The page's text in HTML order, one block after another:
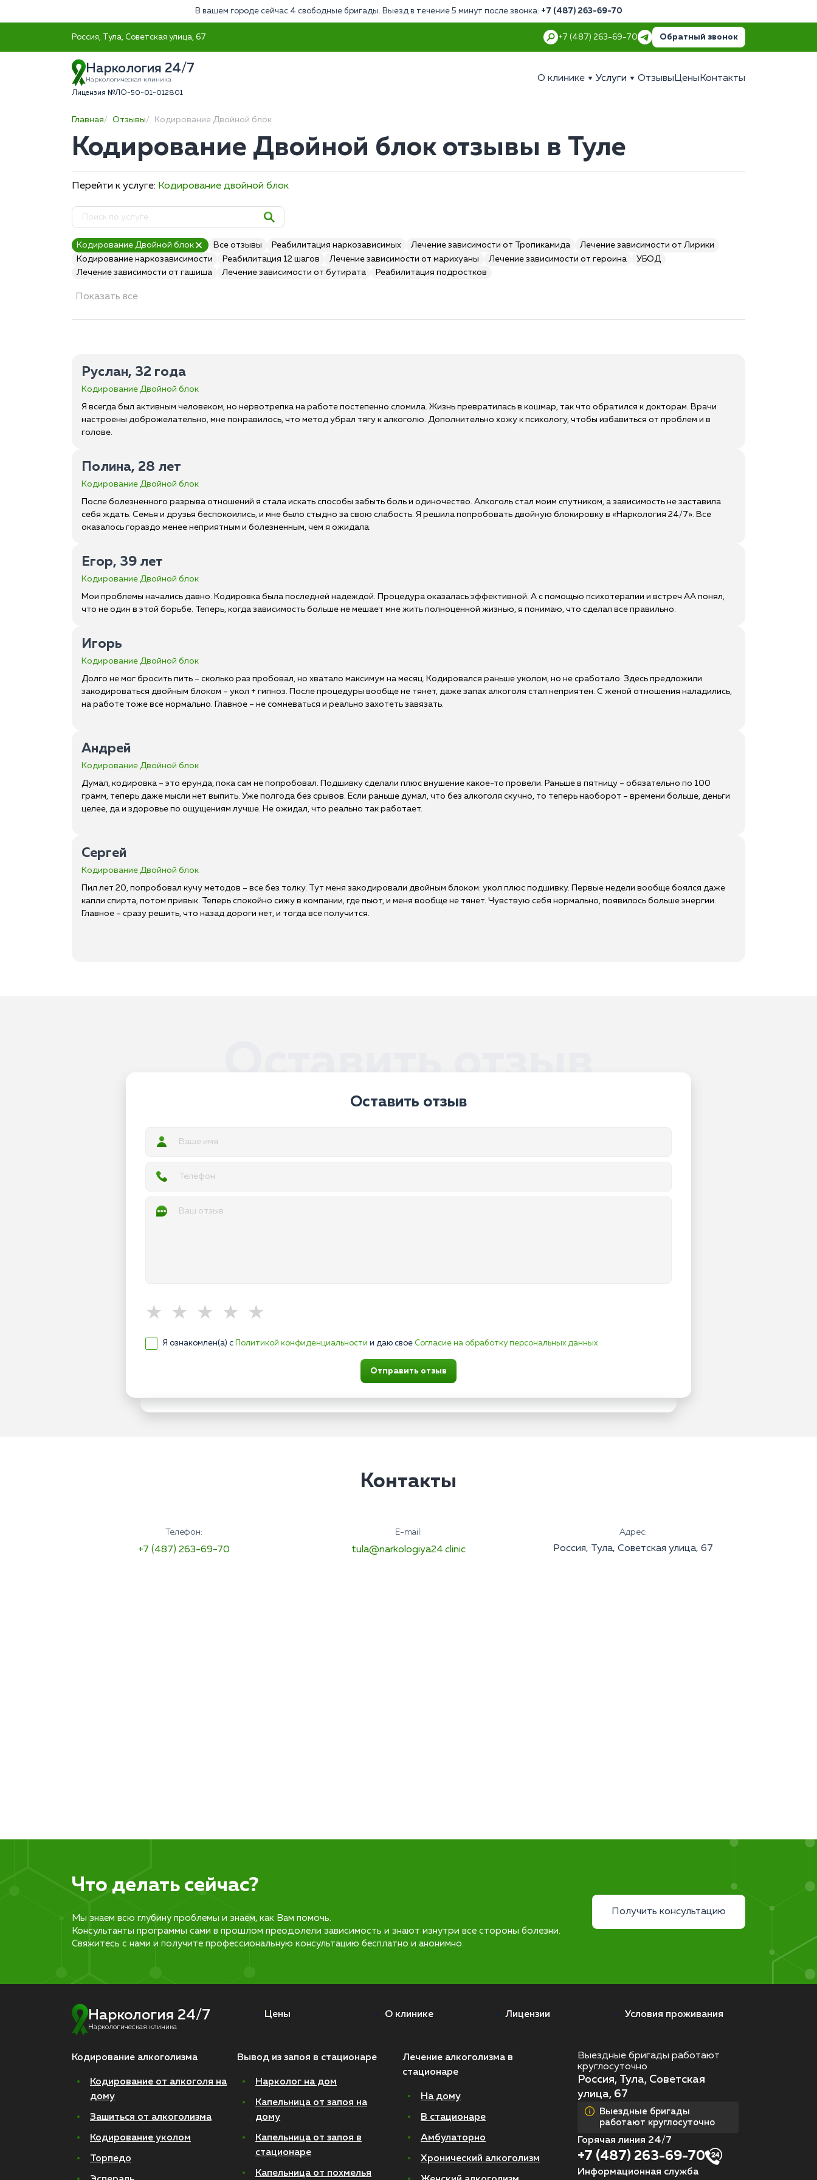
В вашем городе сейчас 4 свободные бригады. Выезд в течение 5 минут после звонка: +7 (487) 263-69-70
Россия, Тула, Советская улица, 67 +7 (487) 263-69-70 Обратный звонок
Наркология 24/7
Наркологическая клиника
Лицензия №ЛО-50-01-012801
О клинике Услуги Отзывы Цены Контакты
Главная Отзывы Кодирование Двойной блок
Кодирование Двойной блок отзывы в Туле
Перейти к услуге: Кодирование двойной блок
Кодирование Двойной блок Все отзывы Реабилитация наркозависимых Лечение зависимости от Тропикамида
Лечение зависимости от Лирики
Кодирование наркозависимости
Реабилитация 12 шагов Лечение зависимости от марихуаны Лечение зависимости от героина
УБОД
Лечение зависимости от гашиша
Лечение зависимости от бутирата Реабилитация подростков
Показать все
Руслан, 32 года
Кодирование Двойной блок
Я всегда был активным человеком, но нервотрепка на работе постепенно сломила. Жизнь превратилась в кошмар, так что обратился к докторам. Врачи
настроены доброжелательно, мне понравилось, что метод убрал тягу к алкоголю. Дополнительно хожу к психологу, чтобы избавиться от проблем и в
голове.
Полина, 28 лет
Кодирование Двойной блок
После болезненного разрыва отношений я стала искать способы забыть боль и одиночество. Алкоголь стал моим спутником, а зависимость не заставила
себя ждать. Семья и друзья беспокоились, и мне было стыдно за свою слабость. Я решила попробовать двойную блокировку в «Наркология 24/7». Все
оказалось гораздо менее неприятным и болезненным, чем я ожидала.
Егор, 39 лет
Кодирование Двойной блок
Мои проблемы начались давно. Кодировка была последней надеждой. Процедура оказалась эффективной. А с помощью психотерапии и встреч АА понял,
что не один в этой борьбе. Теперь, когда зависимость больше не мешает мне жить полноценной жизнью, я понимаю, что сделал все правильно.
Игорь
Кодирование Двойной блок
Долго не мог бросить пить – сколько раз пробовал, но хватало максимум на месяц. Кодировался раньше уколом, но не сработало. Здесь предложили
закодироваться двойным блоком – укол + гипноз. После процедуры вообще не тянет, даже запах алкоголя стал неприятен. С женой отношения наладились,
на работе тоже все нормально. Главное – не сомневаться и реально захотеть завязать.
Андрей
Кодирование Двойной блок
Думал, кодировка – это ерунда, пока сам не попробовал. Подшивку сделали плюс внушение какое-то провели. Раньше в пятницу – обязательно по 100
грамм, теперь даже мысли нет выпить. Уже полгода без срывов. Если раньше думал, что без алкоголя скучно, то теперь наоборот – времени больше, деньги
целее, да и здоровье по ощущениям лучше. Не ожидал, что реально так работает.
Сергей
Кодирование Двойной блок
Пил лет 20, попробовал кучу методов – все без толку. Тут меня закодировали двойным блоком: укол плюс подшивку. Первые недели вообще боялся даже
капли спирта, потом привык. Теперь спокойно сижу в компании, где пьют, и меня вообще не тянет. Чувствую себя нормально, появилось больше энергии.
Главное – сразу решить, что назад дороги нет, и тогда все получится.
Оставить отзыв
Оставить отзыв
Я ознакомлен(а) с Политикой конфиденциальности и даю свое Согласие на обработку персональных данных
Отправить отзыв
Контакты
Телефон:
+7 (487) 263-69-70
E-mail:
tula@narkologiya24.clinic
Адрес:
Россия, Тула, Советская улица, 67
Что делать сейчас?
Мы знаем всю глубину проблемы и знаем, как Вам помочь.
Консультанты программы сами в прошлом преодолели зависимость и знают изнутри все стороны болезни.
Свяжитесь с нами и получите профессиональную консультацию бесплатно и анонимно.
Получить консультацию
Наркология 24/7
Наркологическая клиника
Цены О клинике Лицензии Условия проживания
Кодирование алкоголизма
Кодирование от алкоголя на
дому
Зашиться от алкоголизма
Кодирование уколом
Торпедо
Вывод из запоя в стационаре
Нарколог на дом
Капельница от запоя на
дому
Капельница от запоя в
стационаре
Капельница от похмелья
Лечение алкоголизма в
стационаре
На дому
В стационаре
Амбулаторно
Хронический алкоголизм
Выездные бригады работают
круглосуточно
Россия, Тула, Советская
улица, 67
Выездные бригады
работают круглосуточно
Горячая линия 24/7
+7 (487) 263-69-70
Информационная служба